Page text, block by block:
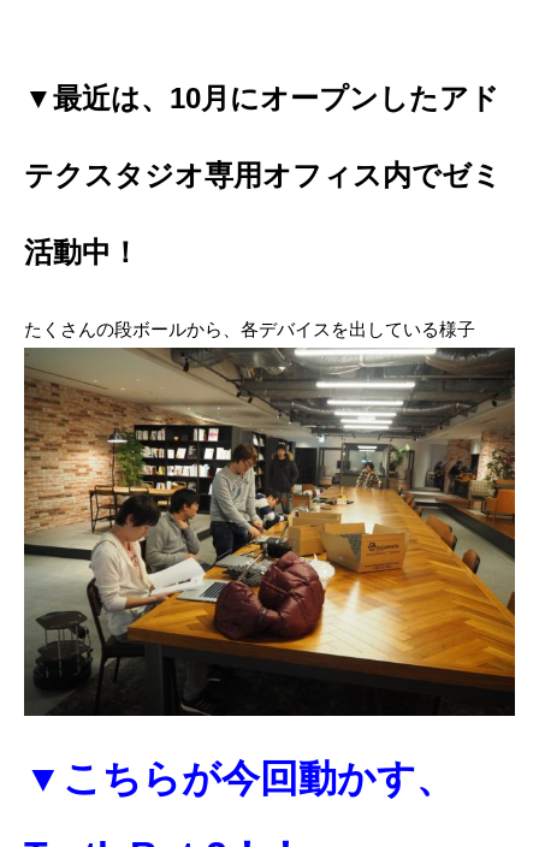
▼最近は、10月にオープンしたアド
テクスタジオ専用オフィス内でゼミ
活動中！
たくさんの段ボールから、各デバイスを出している様子
▼こちらが今回動かす、